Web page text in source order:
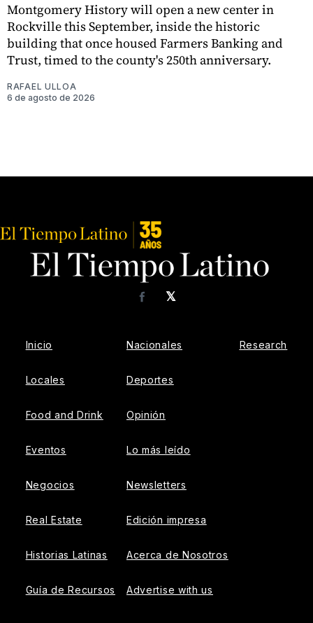
Montgomery History will open a new center in
Rockville this September, inside the historic
building that once housed Farmers Banking and
Trust, timed to the county's 250th anniversary.
RAFAEL ULLOA
6 de agosto de 2026
𝕏
Facebook
Inicio
Locales
Food and Drink
Eventos
Negocios
Real Estate
Historias Latinas
Guía de Recursos
Nacionales
Deportes
Opinión
Lo más leído
Newsletters
Edición impresa
Acerca de Nosotros
Advertise with us
Research